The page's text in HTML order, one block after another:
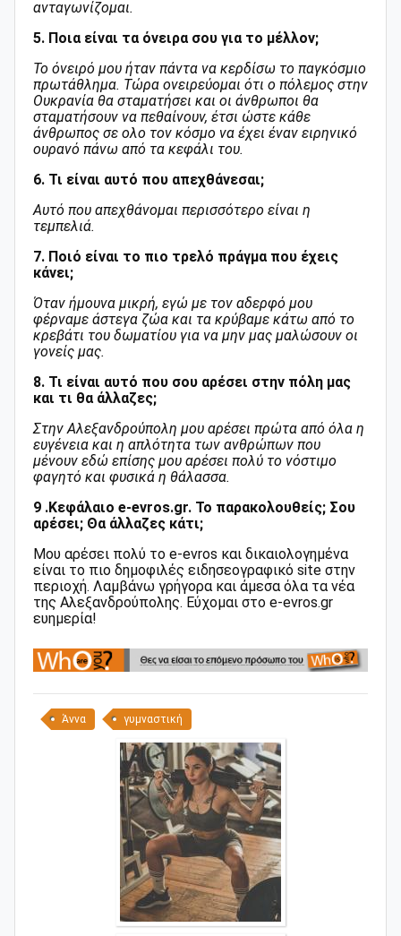
ανταγωνίζομαι.
5. Ποια είναι τα όνειρα σου για το μέλλον;
Το όνειρό μου ήταν πάντα να κερδίσω το παγκόσμιο
πρωτάθλημα. Τώρα ονειρεύομαι ότι ο πόλεμος στην
Ουκρανία θα σταματήσει και οι άνθρωποι θα
σταματήσουν να πεθαίνουν, έτσι ώστε κάθε
άνθρωπος σε ολο τον κόσμο να έχει έναν ειρηνικό
ουρανό πάνω από τα κεφάλι του.
6. Τι είναι αυτό που απεχθάνεσαι;
Αυτό που απεχθάνομαι περισσότερο είναι η
τεμπελιά.
7. Ποιό είναι το πιο τρελό πράγμα που έχεις
κάνει;
Όταν ήμουνα μικρή, εγώ με τον αδερφό μου
φέρναμε άστεγα ζώα και τα κρύβαμε κάτω από το
κρεβάτι του δωματίου για να μην μας μαλώσουν οι
γονείς μας.
8. Τι είναι αυτό που σου αρέσει στην πόλη μας
και τι θα άλλαζες;
Στην Αλεξανδρούπολη μου αρέσει πρώτα από όλα η
ευγένεια και η απλότητα των ανθρώπων που
μένουν εδώ επίσης μου αρέσει πολύ το νόστιμο
φαγητό και φυσικά η θάλασσα.
9 .Κεφάλαιο e-evros.gr. To παρακολουθείς; Σου
αρέσει; Θα άλλαζες κάτι;
Μου αρέσει πολύ το e-evros και δικαιολογημένα
είναι το πιο δημοφιλές ειδησεογραφικό site στην
περιοχή. Λαμβάνω γρήγορα και άμεσα όλα τα νέα
της Αλεξανδρούπολης. Εύχομαι στο e-evros.gr
ευημερία!
Άννα γυμναστική